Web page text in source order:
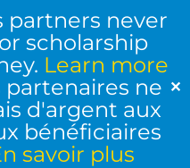
partners never
scholarship
Learn more
partenaires ne
d'argent aux
bénéficiaires
savoir plus
✕